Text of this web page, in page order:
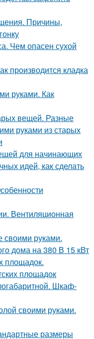
Причины,
Чем опасен сухой
производится кладка
руками. Как
вещей. Разные
руками из старых
для начинающих
идей, как сделать
Вентиляционная
своими руками.
дома на 380 В 15 кВт
площадок.
площадок
Шкаф-
своими руками.
размеры